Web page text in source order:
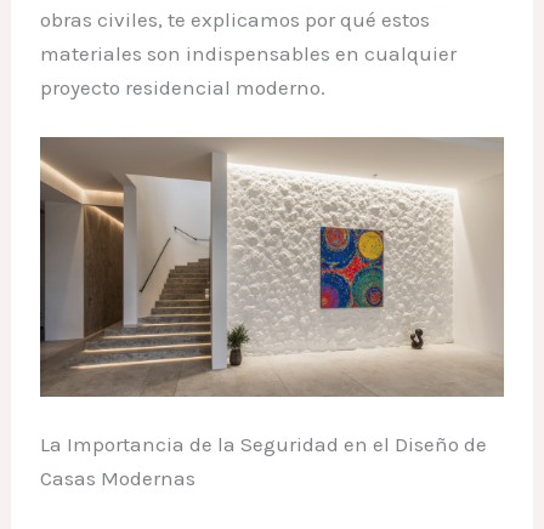
obras civiles, te explicamos por qué estos
materiales son indispensables en cualquier
proyecto residencial moderno.
La Importancia de la Seguridad en el Diseño de
Casas Modernas